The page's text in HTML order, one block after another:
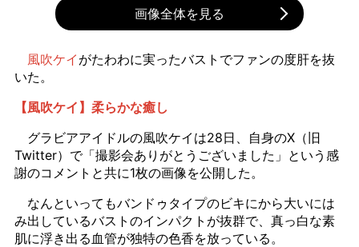
画像全体を見る
風吹ケイ がたわわに実ったバストでファンの度肝を抜
いた。
【風吹ケイ】柔らかな癒し
グラビアアイドルの風吹ケイは28日、自身のX（旧
Twitter）で「撮影会ありがとうございました」という感
謝のコメントと共に1枚の画像を公開した。
なんといってもバンドゥタイプのビキにから大いには
み出しているバストのインパクトが抜群で、真っ白な素
肌に浮き出る血管が独特の色香を放っている。